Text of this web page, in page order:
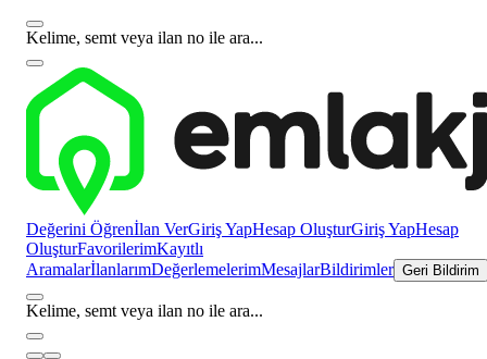
Kelime, semt veya ilan no ile ara...
Değerini Öğrenİlan VerGiriş YapHesap OluşturGiriş YapHesap
OluşturFavorilerimKayıtlı
AramalarİlanlarımDeğerlemelerimMesajlarBildirimler Geri Bildirim
Kelime, semt veya ilan no ile ara...